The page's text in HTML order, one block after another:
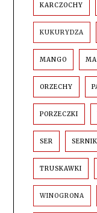
KARCZOCHY
KUKURYDZA
MANGO
ORZECHY
PORZECZKI
SER SERNIK
TRUSKAWKI
WINOGRONA